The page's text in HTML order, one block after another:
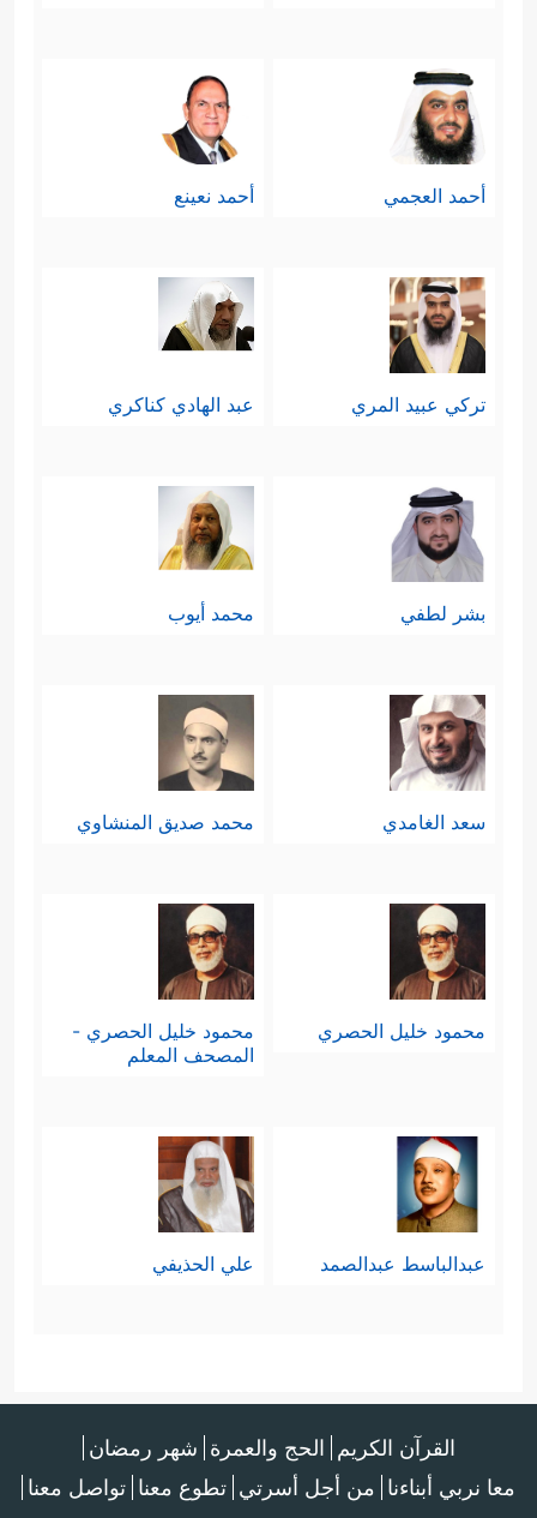
أحمد العجمي أحمد نعينع
تركي عبيد المري عبد الهادي كناكري
بشر لطفي محمد أيوب
سعد الغامدي محمد صديق المنشاوي
محمود خليل الحصري
محمود خليل الحصري -
المصحف المعلم
عبدالباسط عبدالصمد علي الحذيفي
القرآن الكريم الحج والعمرة شهر رمضان
معا نربي أبناءنا من أجل أسرتي تطوع معنا تواصل معنا